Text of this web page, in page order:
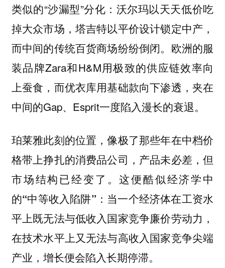
类似的“沙漏型”分化：沃尔玛以天天低价吃
掉大众市场，塔吉特以平价设计锁定中产，
而中间的传统百货商场纷纷倒闭。欧洲的服
装品牌Zara和H&M用极致的供应链效率向
上蚕食，而优衣库用基础款向下渗透，夹在
中间的Gap、Esprit一度陷入漫长的衰退。
珀莱雅此刻的位置，像极了那些年在中档价
格带上挣扎的消费品公司，产品未必差，但
市场结构已经变了。这便酷似经济学中
的“中等收入陷阱”：当一个经济体在工资水
平上既无法与低收入国家竞争廉价劳动力，
在技术水平上又无法与高收入国家竞争尖端
产业，增长便会陷入长期停滞。